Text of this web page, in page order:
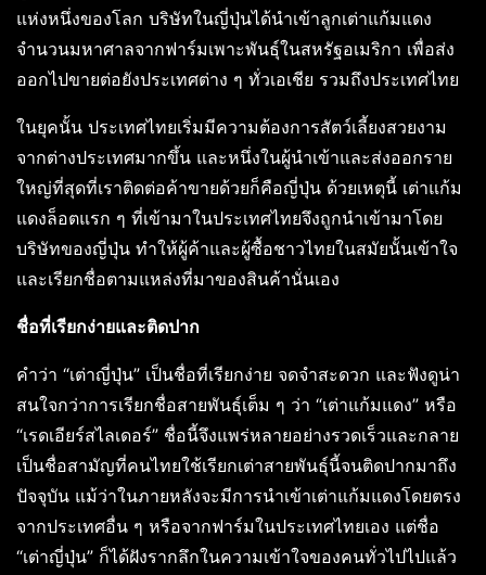
แห่งหนึ่งของโลก บริษัทในญี่ปุ่นได้นำเข้าลูกเต่าแก้มแดง
จำนวนมหาศาลจากฟาร์มเพาะพันธุ์ในสหรัฐอเมริกา เพื่อส่ง
ออกไปขายต่อยังประเทศต่าง ๆ ทั่วเอเชีย รวมถึงประเทศไทย
ในยุคนั้น ประเทศไทยเริ่มมีความต้องการสัตว์เลี้ยงสวยงาม
จากต่างประเทศมากขึ้น และหนึ่งในผู้นำเข้าและส่งออกราย
ใหญ่ที่สุดที่เราติดต่อค้าขายด้วยก็คือญี่ปุ่น ด้วยเหตุนี้ เต่าแก้ม
แดงล็อตแรก ๆ ที่เข้ามาในประเทศไทยจึงถูกนำเข้ามาโดย
บริษัทของญี่ปุ่น ทำให้ผู้ค้าและผู้ซื้อชาวไทยในสมัยนั้นเข้าใจ
และเรียกชื่อตามแหล่งที่มาของสินค้านั่นเอง
ชื่อที่เรียกง่ายและติดปาก
คำว่า “เต่าญี่ปุ่น” เป็นชื่อที่เรียกง่าย จดจำสะดวก และฟังดูน่า
สนใจกว่าการเรียกชื่อสายพันธุ์เต็ม ๆ ว่า “เต่าแก้มแดง” หรือ
“เรดเอียร์สไลเดอร์” ชื่อนี้จึงแพร่หลายอย่างรวดเร็วและกลาย
เป็นชื่อสามัญที่คนไทยใช้เรียกเต่าสายพันธุ์นี้จนติดปากมาถึง
ปัจจุบัน แม้ว่าในภายหลังจะมีการนำเข้าเต่าแก้มแดงโดยตรง
จากประเทศอื่น ๆ หรือจากฟาร์มในประเทศไทยเอง แต่ชื่อ
“เต่าญี่ปุ่น” ก็ได้ฝังรากลึกในความเข้าใจของคนทั่วไปไปแล้ว